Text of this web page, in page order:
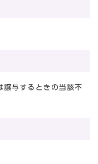
譲与するときの当該不